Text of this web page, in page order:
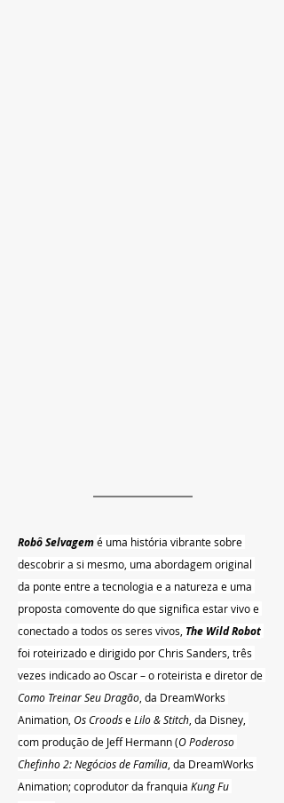
Robô Selvagemé uma história vibrante sobre
descobrir a si mesmo, uma abordagem original
da ponte entre a tecnologia e a natureza e uma
proposta comovente do que significa estar vivo e
conectado a todos os seres vivos, The Wild Robot
foi roteirizado e dirigido por Chris Sanders, três
vezes indicado ao Oscar – o roteirista e diretor de
Como Treinar Seu Dragão , da DreamWorks
Animation, Os Croods e Lilo & Stitch , da Disney,
com produção de Jeff Hermann (O Poderoso
Chefinho 2: Negócios de Família , da DreamWorks
Animation; coprodutor da franquia Kung Fu